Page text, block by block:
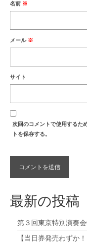
名前 ※
メール ※
サイト
次回のコメントで使用するた
トを保存する。
最新の投稿
第３回東京特別演奏
【当日券発売わずか！